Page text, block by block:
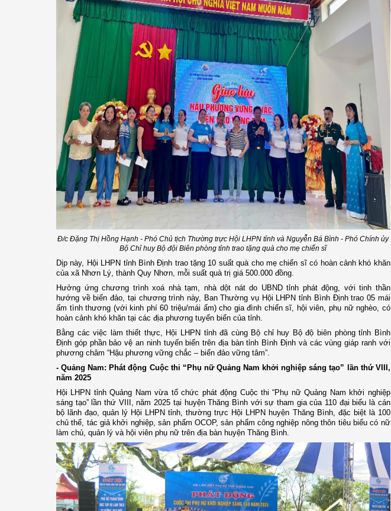
Đ/c Đặng Thị Hồng Hạnh - Phó Chủ tịch Thường trực Hội LHPN tỉnh và Nguyễn Bá Bình - Phó Chính ủy
Bộ Chỉ huy Bộ đội Biên phòng tỉnh trao tặng quà cho mẹ chiến sĩ
Dịp này, Hội LHPN tỉnh Bình Định trao tặng 10 suất quà cho mẹ chiến sĩ có hoàn cảnh khó khăn
của xã Nhơn Lý, thành Quy Nhơn, mỗi suất quà trị giá 500.000 đồng.
Hưởng ứng chương trình xoá nhà tạm, nhà dột nát do UBND tỉnh phát động, với tinh thần
hướng về biển đảo, tại chương trình này, Ban Thường vụ Hội LHPN tỉnh Bình Định trao 05 mái
ấm tình thương (với kinh phí 60 triệu/mái ấm) cho gia đình chiến sĩ, hội viên, phụ nữ nghèo, có
hoàn cảnh khó khăn tại các địa phương tuyến biển của tỉnh.
Bằng các việc làm thiết thực, Hội LHPN tỉnh đã cùng Bộ chỉ huy Bộ độ biên phòng tỉnh Bình
Định góp phần bảo vệ an ninh tuyến biển trên địa bàn tỉnh Bình Định và các vùng giáp ranhvới
phương châm “Hậu phương vững chắc – biển đảo vững tâm”.
- Quảng Nam: Phát động Cuộc thi “ Phụ nữ Quảng Nam khởi nghiệp sáng tạo” lần thứ VIII,
năm 2025
Hội LHPN tỉnh Quảng Nam vừa tổ chức phát động Cuộc thi“Phụ nữ Quảng Nam khởi nghiệp
sáng tạo” lần thứ VIII, năm 2025 tại huyện Thăng Bìnhvới sự tham giacủa 110 đại biểu là cán
bộ lãnh đạo, quản lý Hội LHPN tỉnh, thường trực Hội LHPN huyện Thăng Bình, đặc biệt là 100
chủ thể, tác giả khởi nghiệp, sản phẩm OCOP, sản phẩm công nghiệp nông thôn tiêu biểu có nữ
làm chủ, quản lý và hội viên phụ nữ trên địa bàn huyện Thăng Bình.